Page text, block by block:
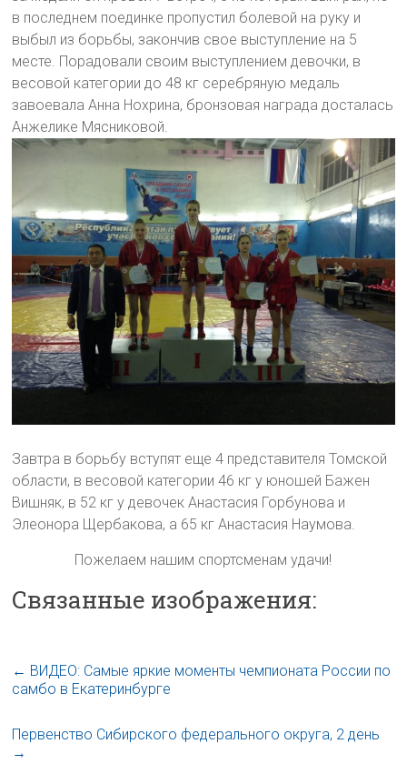
в последнем поединке пропустил болевой на руку и
выбыл из борьбы, закончив свое выступление на 5
месте. Порадовали своим выступлением девочки, в
весовой категории до 48 кг серебряную медаль
завоевала Анна Нохрина, бронзовая награда досталась
Анжелике Мясниковой.
Завтра в борьбу вступят еще 4 представителя Томской
области, в весовой категории 46 кг у юношей Бажен
Вишняк, в 52 кг у девочек Анастасия Горбунова и
Элеонора Щербакова, а 65 кг Анастасия Наумова.
Пожелаем нашим спортсменам удачи!
Связанные изображения:
← ВИДЕО: Самые яркие моменты чемпионата России по
самбо в Екатеринбурге
Первенство Сибирского федерального округа, 2 день
→